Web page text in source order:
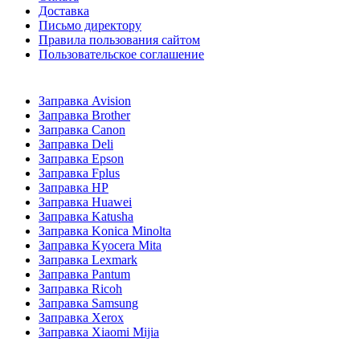
Доставка
Письмо директору
Правила пользования сайтом
Пользовательское соглашение
Заправка Avision
Заправка Brother
Заправка Canon
Заправка Deli
Заправка Epson
Заправка Fplus
Заправка HP
Заправка Huawei
Заправка Katusha
Заправка Konica Minolta
Заправка Kyocera Mita
Заправка Lexmark
Заправка Pantum
Заправка Ricoh
Заправка Samsung
Заправка Xerox
Заправка Xiaomi Mijia